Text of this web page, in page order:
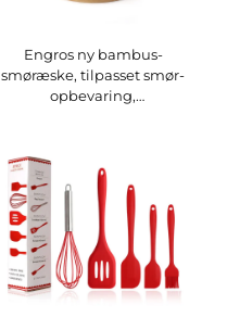
Engros ny bambus-
smøræske, tilpasset smør-
opbevaring,